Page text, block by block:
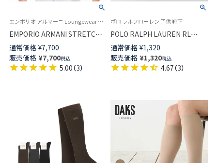
エンポリオ アルマーニ Loungewear 公式オンラインショップ
EMPORIO ARMANI STRETCH
COTTON ストレッチコットン V
ネック 半袖 Tシャツ アンダーシ
ャツ EUサイズ メンズ
54047290
通常価格 ¥7,700
販売価格 ¥7,700税込
5.00（3）
ポロ ラルフローレン 子供 靴下
POLO RALPH LAUREN RL
Layette キッズ Tossedベア ク
ルー丈 ソックス 日本製
04883173
通常価格 ¥1,320
販売価格 ¥1,320税込
4.67（3）